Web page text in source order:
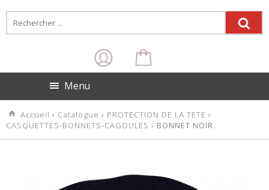
Menu
Accueil › Catalogue › PROTECTION DE LA TETE ›
CASQUETTES-BONNETS-CAGOULES › BONNET NOIR